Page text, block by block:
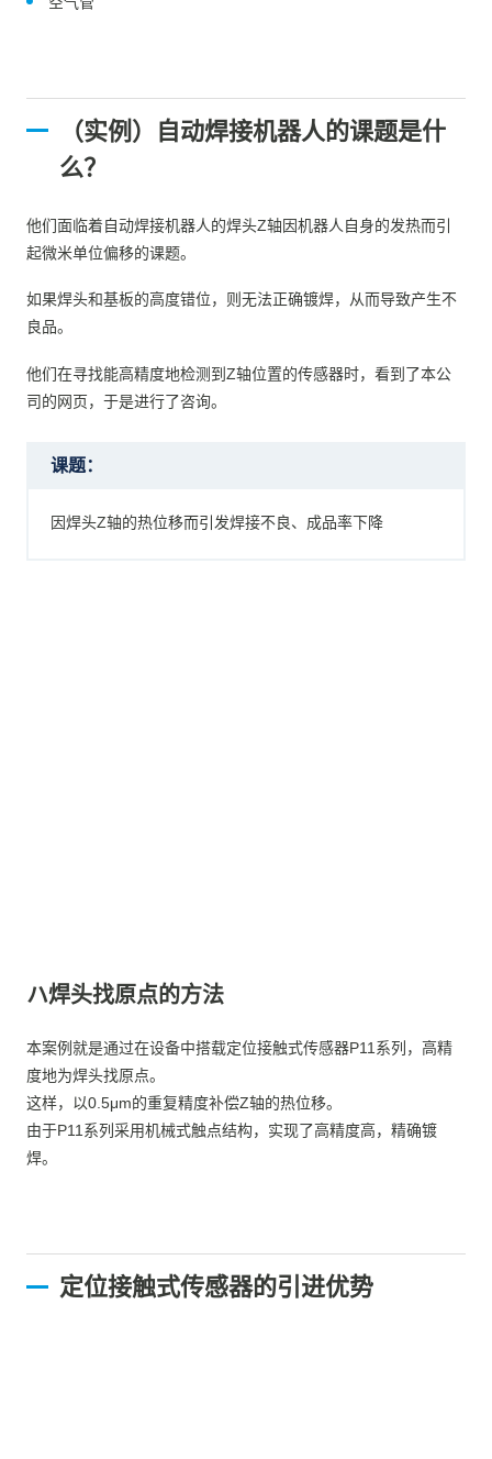
（实例）自动焊接机器人的课题是什
么？
他们面临着自动焊接机器人的焊头Z轴因机器人自身的发热而引
起微米单位偏移的课题。
如果焊头和基板的高度错位，则无法正确镀焊，从而导致产生不
良品。
他们在寻找能高精度地检测到Z轴位置的传感器时，看到了本公
司的网页，于是进行了咨询。
课题：
因焊头Z轴的热位移而引发焊接不良、成品率下降
ハ焊头找原点的方法
本案例就是通过在设备中搭载定位接触式传感器P11系列，高精
度地为焊头找原点。
这样，以0.5μm的重复精度补偿Z轴的热位移。
由于P11系列采用机械式触点结构，实现了高精度高，精确镀
焊。
定位接触式传感器的引进优势